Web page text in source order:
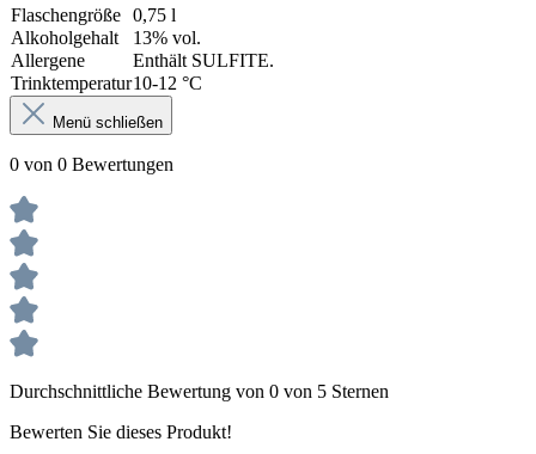
Flaschengröße 0,75 l
Alkoholgehalt
13% vol.
Allergene
Enthält SULFITE.
Trinktemperatur10-12 °C
Menü schließen
0 von 0 Bewertungen
Durchschnittliche Bewertung von 0 von 5 Sternen
Bewerten Sie dieses Produkt!